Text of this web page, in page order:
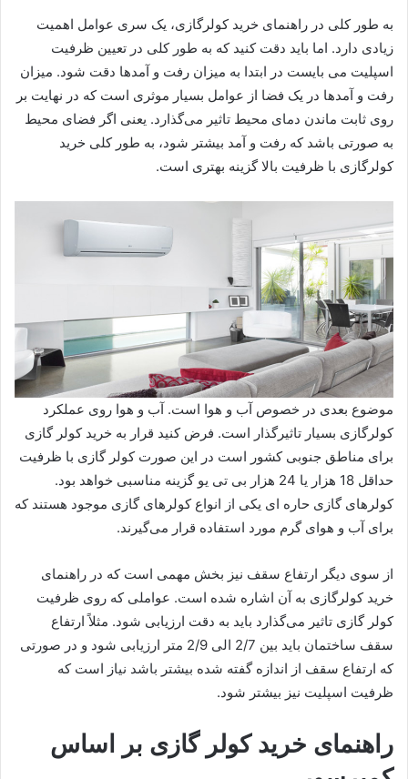
به طور کلی در راهنمای خرید کولرگازی، یک سری عوامل اهمیت
زیادی دارد. اما باید دقت کنید که به طور کلی در تعیین ظرفیت
اسپلیت می بایست در ابتدا به میزان رفت و آمدها دقت شود. میزان
رفت و آمدها در یک فضا از عوامل بسیار موثری است که در نهایت بر
روی ثابت ماندن دمای محیط تاثیر می‌گذارد. یعنی اگر فضای محیط
به صورتی باشد که رفت و آمد بیشتر شود، به طور کلی خرید
کولرگازی با ظرفیت بالا گزینه بهتری است.
موضوع بعدی در خصوص آب و هوا است. آب و هوا روی عملکرد
کولرگازی بسیار تاثیرگذار است. فرض کنید قرار به خرید کولر گازی
برای مناطق جنوبی کشور است در این صورت کولر گازی با ظرفیت
حداقل 18 هزار یا 24 هزار بی تی یو گزینه مناسبی خواهد بود.
کولرهای گازی حاره ای یکی از انواع کولرهای گازی موجود هستند که
برای آب و هوای گرم مورد استفاده قرار می‌گیرند.
از سوی دیگر ارتفاع سقف نیز بخش مهمی است که در راهنمای
خرید کولرگازی به آن اشاره شده است. عواملی که روی ظرفیت
کولر گازی تاثیر می‌گذارد باید به دقت ارزیابی شود. مثلاً ارتفاع
سقف ساختمان باید بین 2/7 الی 2/9 متر ارزیابی شود و در صورتی
که ارتفاع سقف از اندازه گفته شده بیشتر باشد نیاز است که
ظرفیت اسپلیت نیز بیشتر شود.
راهنمای خرید کولر گازی بر اساس